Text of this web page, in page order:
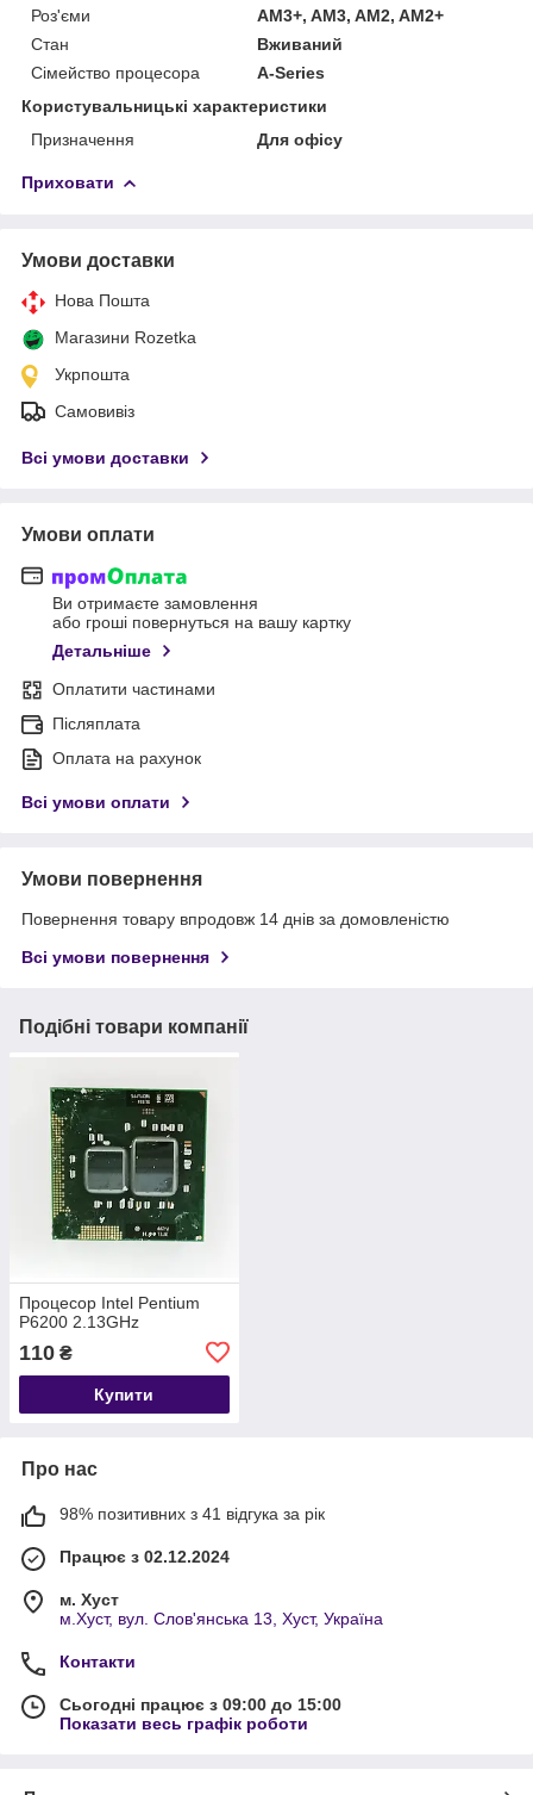
Роз'єми
AM3+, AM3, AM2, AM2+
Стан
Вживаний
Сімейство процесора
A-Series
Користувальницькі характеристики
Призначення
Для офісу
Приховати
Умови доставки
Нова Пошта
Магазини Rozetka
Укрпошта
Самовивіз
Всі умови доставки
Умови оплати
Ви отримаєте замовлення
або гроші повернуться на вашу картку
Детальніше
Оплатити частинами
Післяплата
Оплата на рахунок
Всі умови оплати
Умови повернення
Повернення товару впродовж 14 днів за домовленістю
Всі умови повернення
Подібні товари компанії
Процесор Intel Pentium
P6200 2.13GHz
110 ₴
Купити
Про нас
98% позитивних з 41 відгука за рік
Працює з 02.12.2024
м. Хуст
м.Хуст, вул. Слов'янська 13, Хуст, Україна
Контакти
Сьогодні працює з 09:00 до 15:00
Показати весь графік роботи